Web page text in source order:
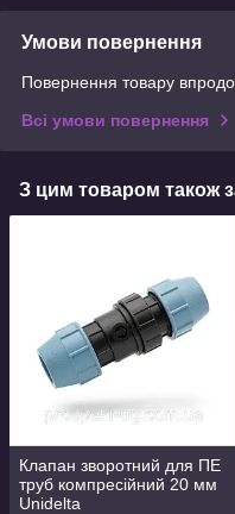
Умови повернення
Повернення товару
Всі умови повернення
З цим товаром також
Клапан зворотний для ПЕ
труб компресійний 20 мм
Unidelta